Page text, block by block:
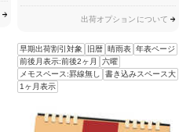
出荷オプションについて
早期出荷割引対象 旧暦 晴雨表 年表ページ
前後月表示:前後2ヶ月
六曜
メモスペース:罫線無し
書き込みスペース大
1ヶ月表示